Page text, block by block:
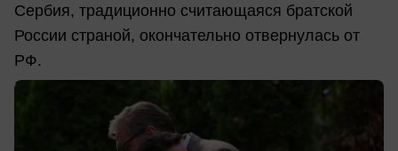
Сербия, традиционно считающаяся братской
России страной, окончательно отвернулась от
РФ.